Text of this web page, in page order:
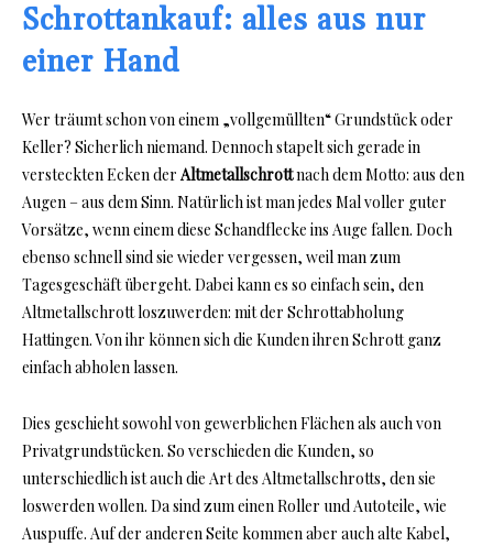
Schrottankauf: alles aus nur
einer Hand
Wer träumt schon von einem „vollgemüllten“ Grundstück oder
Keller? Sicherlich niemand. Dennoch stapelt sich gerade in
versteckten Ecken der Altmetallschrottnach dem Motto: aus den
Augen – aus dem Sinn. Natürlich ist man jedes Mal voller guter
Vorsätze, wenn einem diese Schandflecke ins Auge fallen. Doch
ebenso schnell sind sie wieder vergessen, weil man zum
Tagesgeschäft übergeht. Dabei kann es so einfach sein, den
Altmetallschrott loszuwerden: mit der Schrottabholung
Hattingen. Von ihr können sich die Kunden ihren Schrott ganz
einfach abholen lassen.
Dies geschieht sowohl von gewerblichen Flächen als auch von
Privatgrundstücken. So verschieden die Kunden, so
unterschiedlich ist auch die Art des Altmetallschrotts, den sie
loswerden wollen. Da sind zum einen Roller und Autoteile, wie
Auspuffe. Auf der anderen Seite kommen aber auch alte Kabel,